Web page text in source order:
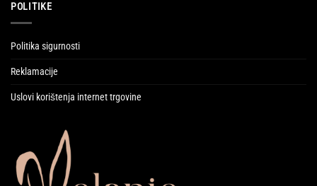
POLITIKE
Politika sigurnosti
Reklamacije
Uslovi korištenja internet trgovine